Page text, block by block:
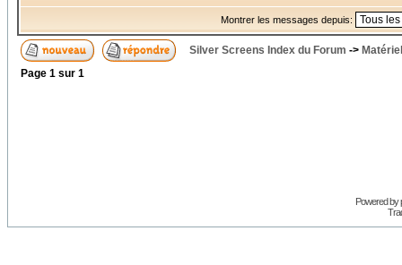
Montrer les messages depuis:
Silver Screens Index du Forum -> Matériel
Page 1 sur 1
Powered by